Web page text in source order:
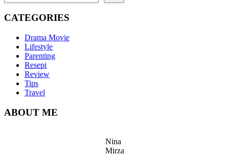
CATEGORIES
Drama Movie
Lifestyle
Parenting
Resepi
Review
Tips
Travel
ABOUT ME
Nina
Mirza